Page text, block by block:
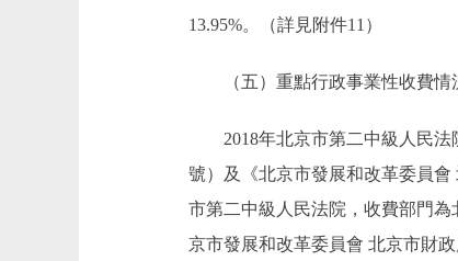
13.95%。（詳見附件11）
（五）重點行政事業性收費情
2018年北京市第二中級人民法
號）及《北京市發展和改革委員
市第二中級人民法院，收費部門
京市發展和改革委員會 北京市財